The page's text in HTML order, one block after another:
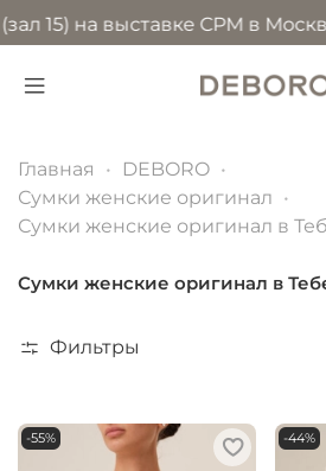
выставке CPM в Москве с 1
Главная
DEBORO
Сумки женские оригинал
Сумки женские оригинал в
Сумки женские оригинал в
Фильтры
-55% -44%